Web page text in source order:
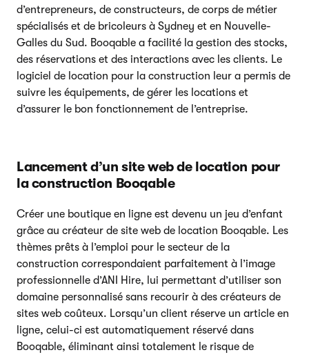
d’entrepreneurs, de constructeurs, de corps de métier
spécialisés et de bricoleurs à Sydney et en Nouvelle-
Galles du Sud. Booqable a facilité la gestion des stocks,
des réservations et des interactions avec les clients. Le
logiciel de location pour la construction leur a permis de
suivre les équipements, de gérer les locations et
d’assurer le bon fonctionnement de l’entreprise.
Lancement d’un site web de location pour
la construction Booqable
Créer une boutique en ligne est devenu un jeu d’enfant
grâce au créateur de site web de location Booqable. Les
thèmes prêts à l’emploi pour le secteur de la
construction correspondaient parfaitement à l’image
professionnelle d’ANI Hire, lui permettant d’utiliser son
domaine personnalisé sans recourir à des créateurs de
sites web coûteux. Lorsqu’un client réserve un article en
ligne, celui-ci est automatiquement réservé dans
Booqable, éliminant ainsi totalement le risque de